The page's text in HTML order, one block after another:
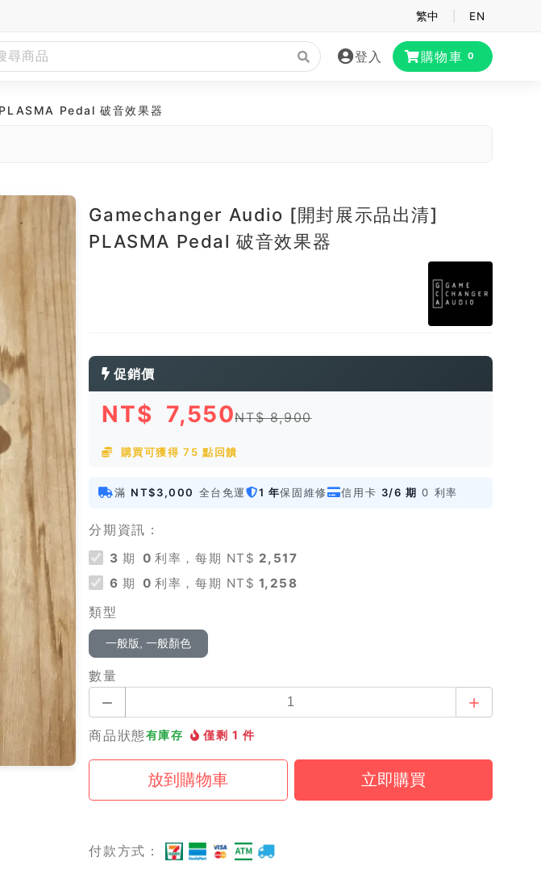
繁中 EN
登入 購物車 0
Pedal 破音效果器
Gamechanger Audio [開封展示品出清]
PLASMA Pedal 破音效果器
促銷價
NT$ 7,550NT$ 8,900
購買可獲得 75 點回饋
滿 NT$3,000 全台免運 1 年保固維修 信用卡 3/6 期 0 利率
分期資訊：
3 期 0 利率，每期 NT$ 2,517
6 期 0 利率，每期 NT$ 1,258
類型
一般版, 一般顏色
數量
商品狀態有庫存 僅剩 1 件
付款方式：